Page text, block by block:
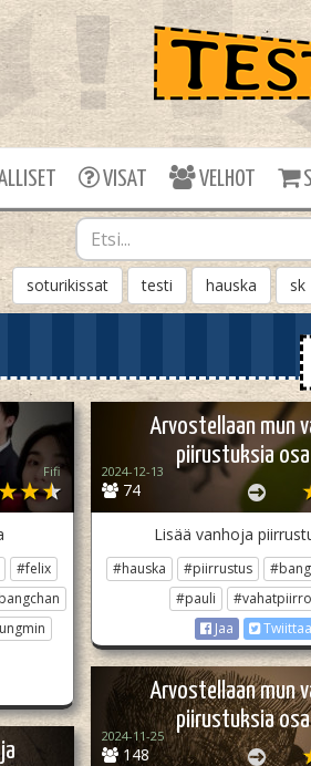
VISAT VELHOT
soturikissat testi hauska sk
Fifi
#felix
Arvostellaan mun
piirustuksia
74
2024-12-13
Lisää vanhoja
#hauska #piirrustus
#pauli
Jaa
Twiittaa
Arvostellaan mun
piirustuksia
148
2024-11-25